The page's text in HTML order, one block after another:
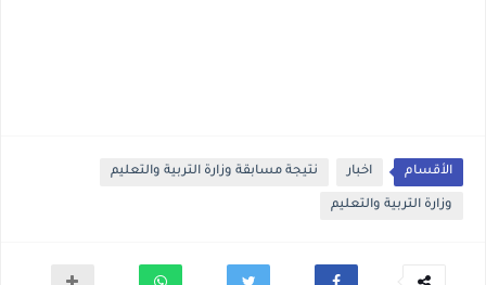
الأقسام اخبار نتيجة مسابقة وزارة التربية والتعليم
وزارة التربية والتعليم